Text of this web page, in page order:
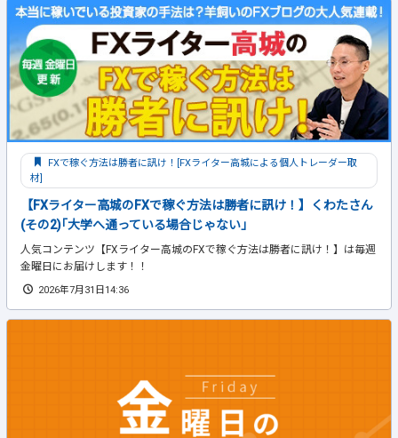
FXで稼ぐ方法は勝者に訊け！[FXライター高城による個人トレーダー取
材]
【FXライター高城のFXで稼ぐ方法は勝者に訊け！】くわたさん
(その2)｢大学へ通っている場合じゃない｣
人気コンテンツ【FXライター高城のFXで稼ぐ方法は勝者に訊け！】は毎週
金曜日にお届けします！！
2026年7月31日14:36